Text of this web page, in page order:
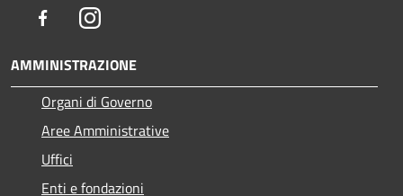
FacebookInstagram
AMMINISTRAZIONE
Organi di Governo
Aree Amministrative
Uffici
Enti e fondazioni